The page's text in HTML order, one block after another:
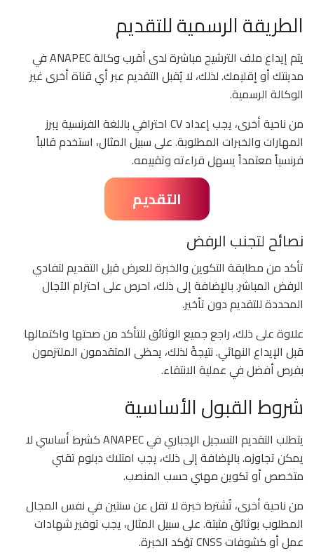
الطريقة الرسمية للتقديم
يتم إيداع ملف الترشيح مباشرة لدى أقرب وكالة ANAPEC في
مدينتك أو إقليمك. لذلك، لا يُقبل التقديم عبر أي قناة أخرى غير
الوكالة الرسمية.
من ناحية أخرى، يجب إعداد CV احترافي باللغة الفرنسية يبرز
المهارات والخبرات المطلوبة. على سبيل المثال، استخدم قالباً
فرنسياً معتمداً يسهل قراءته وتقييمه.
التقديم
نصائح لتجنب الرفض
تأكد من مطابقة التكوين والخبرة للعرض قبل التقديم لتفادي
الرفض المباشر. بالإضافة إلى ذلك، احرص على احترام الآجال
المحددة للتقديم دون تأخير.
علاوة على ذلك، راجع جميع الوثائق للتأكد من صحتها واكتمالها
قبل الإيداع النهائي. نتيجةً لذلك، يحظى المتقدمون الملتزمون
بفرص أفضل في عملية الانتقاء.
شروط القبول الأساسية
يتطلب التقديم التسجيل الإجباري في ANAPEC كشرط أساسي لا
يمكن تجاوزه. بالإضافة إلى ذلك، يجب امتلاك دبلوم تقني
متخصص أو تكوين مهني حسب المنصب.
من ناحية أخرى، تُشترط خبرة لا تقل عن سنتين في نفس المجال
المطلوب بوثائق مثبتة. على سبيل المثال، يجب توفير شهادات
عمل أو كشوفات CNSS تؤكد الخبرة.